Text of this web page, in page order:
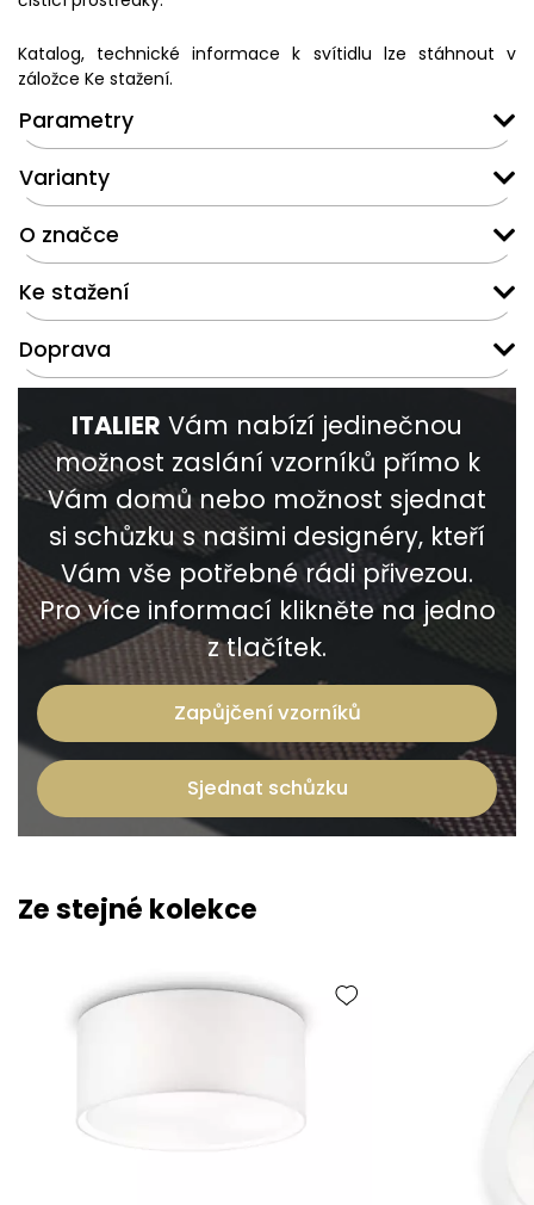
Katalog, technické informace k svítidlu lze stáhnout v
záložce Ke stažení.
Parametry
Varianty
O značce
Ke stažení
Doprava
ITALIER Vám nabízí jedinečnou
možnost zaslání vzorníků přímo k
Vám domů nebo možnost sjednat
si schůzku s našimi designéry, kteří
Vám vše potřebné rádi přivezou.
Pro více informací klikněte na jedno
z tlačítek.
Zapůjčení vzorníků
Sjednat schůzku
Ze stejné kolekce